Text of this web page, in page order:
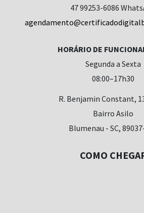
47 99253-6086
HORÁRIO DE
Segunda a Sexta
08:00–17h30
R. Benjamin Constant,
Bairro Asilo
Blumenau - SC,
COMO